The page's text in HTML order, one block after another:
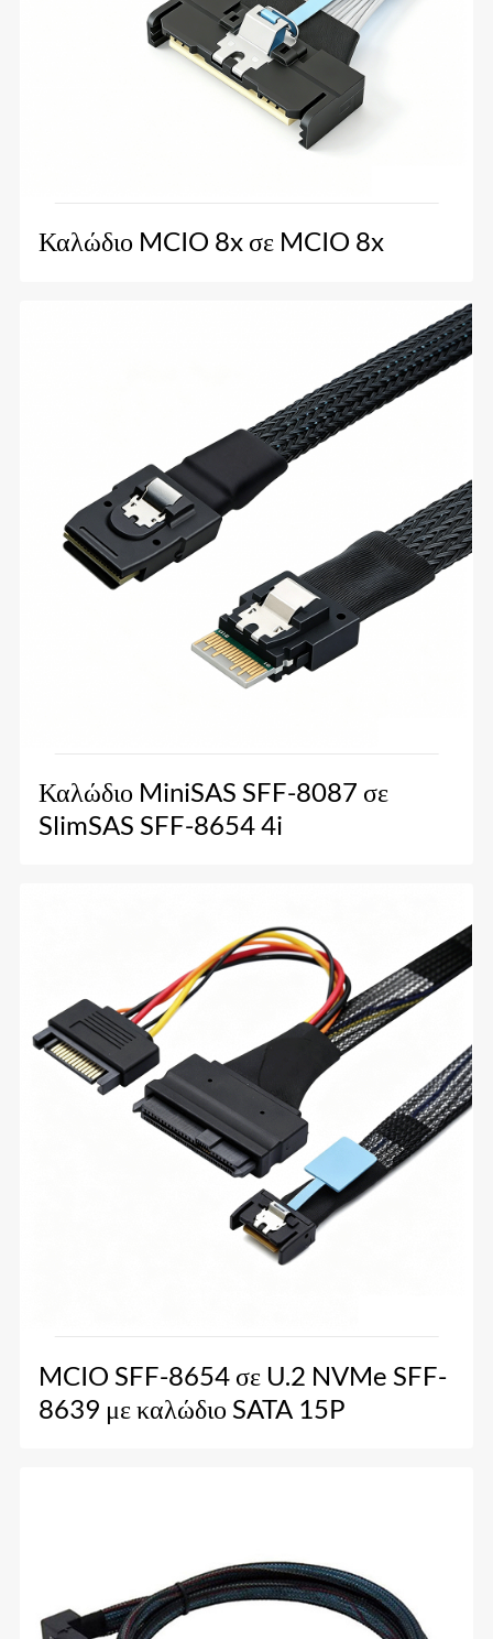
Καλώδιο MCIO 8x σε MCIO 8x
Καλώδιο MiniSAS SFF-8087 σε
SlimSAS SFF-8654 4i
MCIO SFF-8654 σε U.2 NVMe SFF-
8639 με καλώδιο SATA 15P